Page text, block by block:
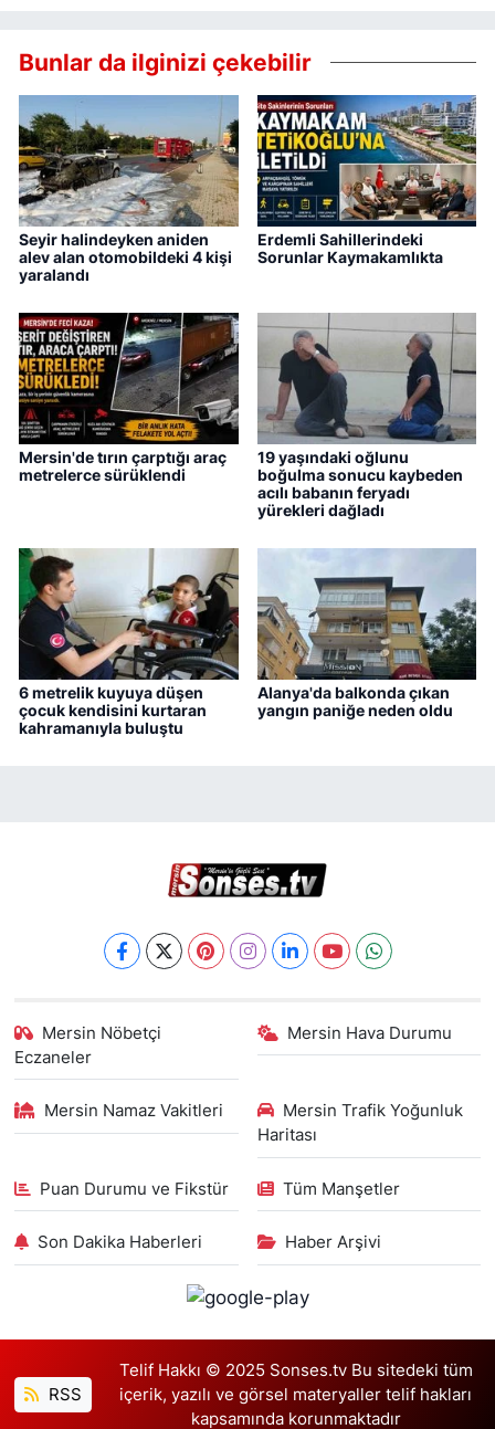
Bunlar da ilginizi çekebilir
Seyir halindeyken aniden
alev alan otomobildeki 4 kişi
yaralandı
Erdemli Sahillerindeki
Sorunlar Kaymakamlıkta
Mersin'de tırın çarptığı araç
metrelerce sürüklendi
19 yaşındaki oğlunu
boğulma sonucu kaybeden
acılı babanın feryadı
yürekleri dağladı
6 metrelik kuyuya düşen
çocuk kendisini kurtaran
kahramanıyla buluştu
Alanya'da balkonda çıkan
yangın paniğe neden oldu
Mersin Nöbetçi
Eczaneler
Mersin Hava Durumu
Mersin Namaz Vakitleri
Mersin Trafik Yoğunluk
Haritası
Puan Durumu ve Fikstür Tüm Manşetler
Son Dakika Haberleri Haber Arşivi
RSS
Telif Hakkı © 2025 Sonses.tv Bu sitedeki tüm
içerik, yazılı ve görsel materyaller telif hakları
kapsamında korunmaktadır